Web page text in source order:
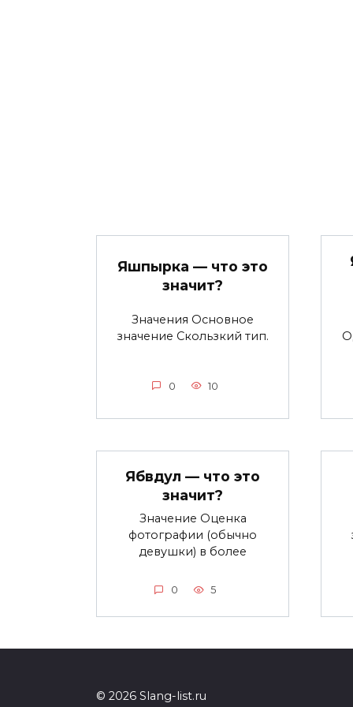
Яшпырка — что это
значит?
Значения Основное
значение Скользкий тип.
0 10
Ябвдул — что это
значит?
Значение Оценка
фотографии (обычно
девушки) в более
0 5
© 2026 Slang-list.ru